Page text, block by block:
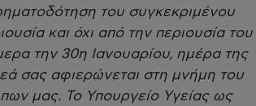
του συγκεκριμένου
και όχι από την περιουσία του
την 30η Ιανουαρίου, ημέρα της
σας αφιερώνεται στη μνήμη του
μας. Το Υπουργείο Υγείας ως